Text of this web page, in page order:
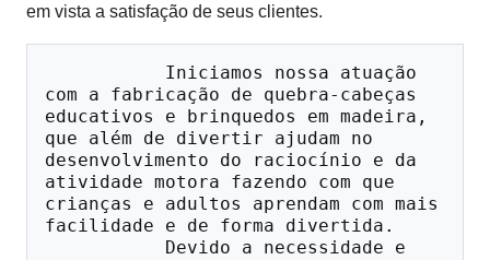
em vista a satisfação de seus clientes.
com a fabricação de quebra-cabeças
educativos e brinquedos em madeira,
que além de divertir ajudam no
desenvolvimento do raciocínio e da
atividade motora fazendo com que
crianças e adultos aprendam com mais
facilidade e de forma divertida.